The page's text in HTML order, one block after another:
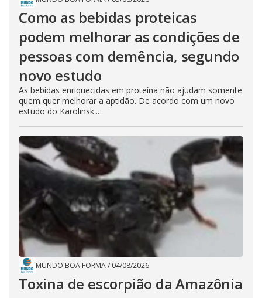
Como as bebidas proteicas
podem melhorar as condições de
pessoas com demência, segundo
novo estudo
As bebidas enriquecidas em proteína não ajudam somente
quem quer melhorar a aptidão. De acordo com um novo
estudo do Karolinsk...
MUNDO BOA FORMA/ 04/08/2026
Toxina de escorpião da Amazônia